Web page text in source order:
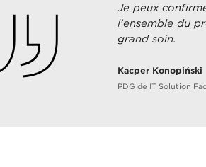
Je peux
l'ensemble du
grand soin.
Kacper Konopiński
PDG de IT Solution